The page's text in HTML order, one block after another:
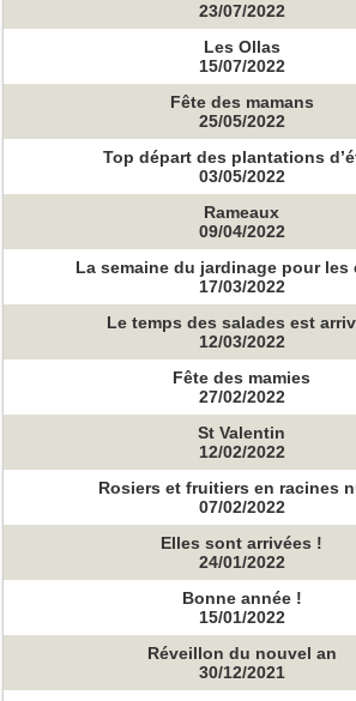
23/07/2022
Les Ollas
15/07/2022
Fête des mamans
25/05/2022
Top départ des plantations
03/05/2022
Rameaux
09/04/2022
La semaine du jardinage pour les
17/03/2022
Le temps des salades est
12/03/2022
Fête des mamies
27/02/2022
St Valentin
12/02/2022
Rosiers et fruitiers en racines
07/02/2022
Elles sont arrivées !
24/01/2022
Bonne année !
15/01/2022
Réveillon du nouvel an
30/12/2021